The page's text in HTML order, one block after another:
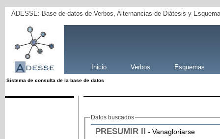
ADESSE: Base de datos de Verbos, Alternancias de Diátesis y
Inicio Verbos Esquemas
Sistema de consulta de la base de datos
Datos buscados
PRESUMIR II - Vanagloriarse